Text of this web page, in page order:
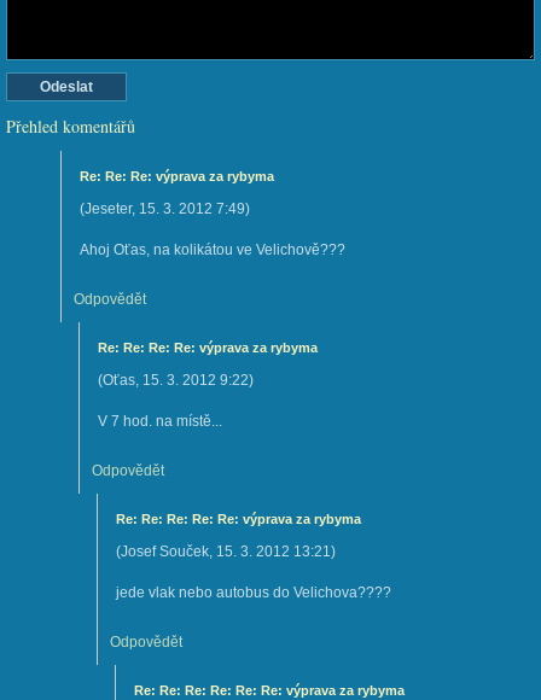
Přehled komentářů
Re: Re: Re: výprava za rybyma
(Jeseter, 15. 3. 2012 7:49)
Ahoj Oťas, na kolikátou ve Velichově???
Odpovědět
Re: Re: Re: Re: výprava za rybyma
(Oťas, 15. 3. 2012 9:22)
V 7 hod. na místě...
Odpovědět
Re: Re: Re: Re: Re: výprava za rybyma
(Josef Souček, 15. 3. 2012 13:21)
jede vlak nebo autobus do Velichova????
Odpovědět
Re: Re: Re: Re: Re: Re: výprava za rybyma